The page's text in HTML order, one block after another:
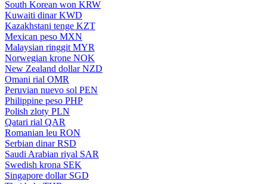
South Korean won KRW
Kuwaiti dinar KWD
Kazakhstani tenge KZT
Mexican peso MXN
Malaysian ringgit MYR
Norwegian krone NOK
New Zealand dollar NZD
Omani rial OMR
Peruvian nuevo sol PEN
Philippine peso PHP
Polish zloty PLN
Qatari rial QAR
Romanian leu RON
Serbian dinar RSD
Saudi Arabian riyal SAR
Swedish krona SEK
Singapore dollar SGD